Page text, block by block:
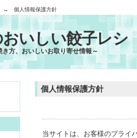
→ 個人情報保護方針
個人情報保護方針
当サイトは、お客様のプライ
いしい餃子レシ
方、おいしいお取り寄せ情報～